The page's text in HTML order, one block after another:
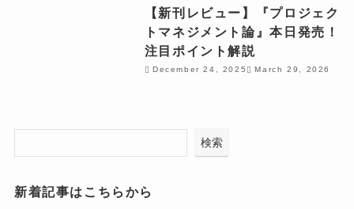
【新刊レビュー】『プロジェク
トマネジメント論』本日発売！
注目ポイント解説
December 24, 2025 March 29, 2026
検索
新着記事はこちらから